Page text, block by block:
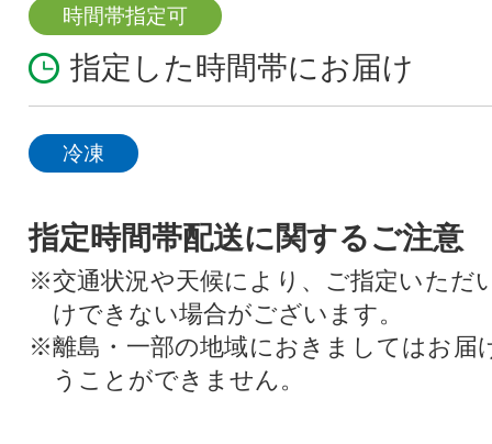
時間帯指定可
指定した時間帯にお届け
冷凍
指定時間帯配送に関するご注意
※交通状況や天候により、ご指定いただ
けできない場合がございます。
※離島・一部の地域におきましてはお届
うことができません。